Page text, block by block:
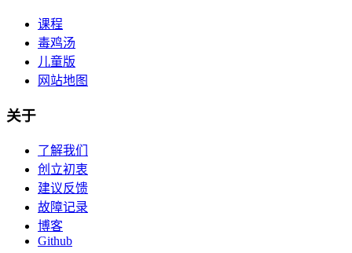
课程
毒鸡汤
儿童版
网站地图
关于
了解我们
创立初衷
建议反馈
故障记录
博客
Github